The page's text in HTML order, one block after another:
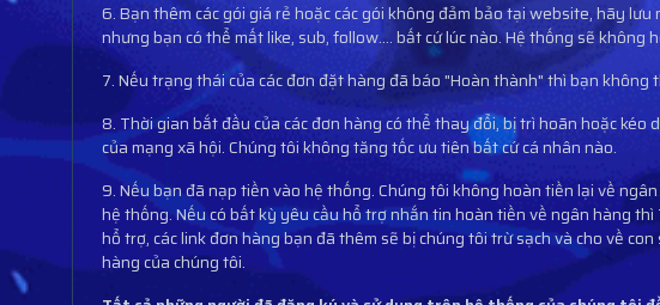
6. Bạn thêm các gói giá rẻ hoặc các gói không đảm bảo tại website, hãy
nhưng bạn có thể mất like, sub, follow.... bất cứ lúc nào. Hệ thống sẽ không
7. Nếu trạng thái của các đơn đặt hàng đã báo "Hoàn thành" thì bạn không
8. Thời gian bắt đầu của các đơn hàng có thể thay đổi, bị trì hoãn hoặc
của mạng xã hội. Chúng tôi không tăng tốc ưu tiên bất cứ cá nhân nào.
9. Nếu bạn đã nạp tiền vào hệ thống. Chúng tôi không hoàn tiền lại về
hệ thống. Nếu có bất kỳ yêu cầu hổ trợ nhắn tin hoàn tiền về ngân hàng
hổ trợ, các link đơn hàng bạn đã thêm sẽ bị chúng tôi trừ sạch và cho về
hàng của chúng tôi.